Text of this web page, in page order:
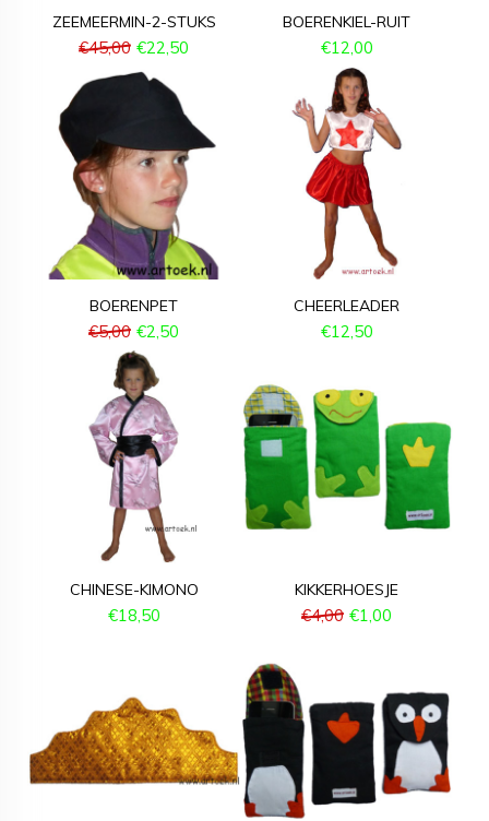
ZEEMEERMIN-2-STUKS
€45,00 €22,50
BOERENKIEL-RUIT
€12,00
BOERENPET
€5,00 €2,50
CHEERLEADER
€12,50
CHINESE-KIMONO
€18,50
KIKKERHOESJE
€4,00 €1,00